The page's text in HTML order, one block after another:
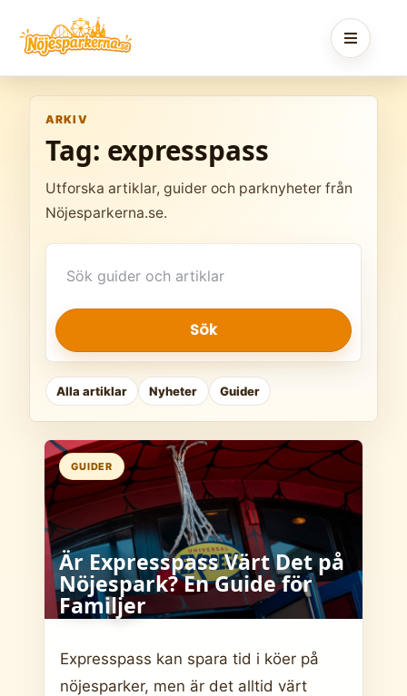
content
ARKIV
Tag: expresspass
Utforska artiklar, guider och parknyheter från
Nöjesparkerna.se.
artiklar
Sök
Alla artiklar Nyheter Guider
GUIDER
Är Expresspass Värt Det på
Nöjespark? En Guide för
Familjer
Expresspass kan spara tid i köer på
nöjesparker, men är det alltid värt